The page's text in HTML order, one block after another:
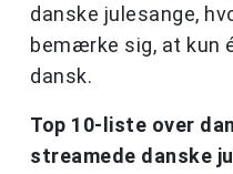
danske julesange,
bemærke sig, at kun
dansk.
Top 10-liste over
streamede danske